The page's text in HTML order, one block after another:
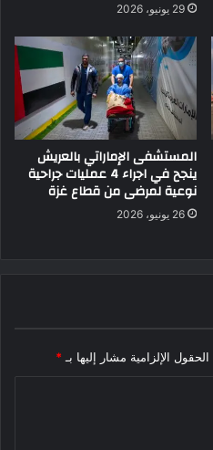
29 يونيو، 2026
المستشفى الإماراتي بالعريش
ينجح في اجراء 4 عمليات جراحية
نوعية لمرضى من قطاع غزة
26 يونيو، 2026
الحقول الإلزامية مشار إليها بـ *